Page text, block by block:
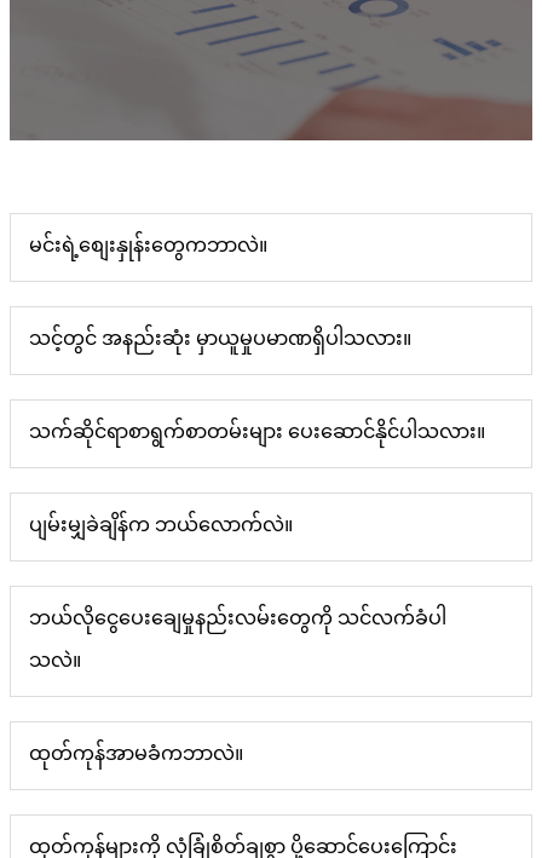
မင်းရဲ့စျေးနှုန်းတွေကဘာလဲ။
သင့်တွင် အနည်းဆုံး မှာယူမှုပမာဏရှိပါသလား။
သက်ဆိုင်ရာစာရွက်စာတမ်းများ ပေးဆောင်နိုင်ပါသလား။
ပျမ်းမျှခဲချိန်က ဘယ်လောက်လဲ။
ဘယ်လိုငွေပေးချေမှုနည်းလမ်းတွေကို သင်လက်ခံပါ
သလဲ။
ထုတ်ကုန်အာမခံကဘာလဲ။
ထုတ်ကုန်များကို လုံခြုံစိတ်ချစွာ ပို့ဆောင်ပေးကြောင်း